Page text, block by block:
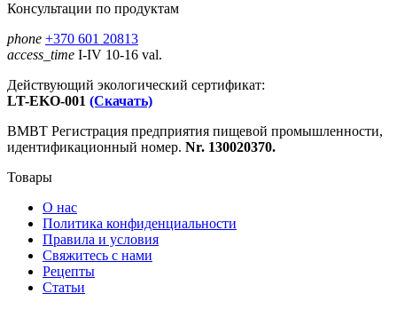
Консультации по продуктам
phone +370 601 20813
access_time I-IV 10-16 val.
Действующий экологический сертификат:
LT-EKO-001 (Скачать)
ВМВТ Регистрация предприятия пищевой промышленности,
идентификационный номер. Nr. 130020370.
Товары
О нас
Политика конфиденциальности
Правила и условия
Свяжитесь с нами
Рецепты
Статьи